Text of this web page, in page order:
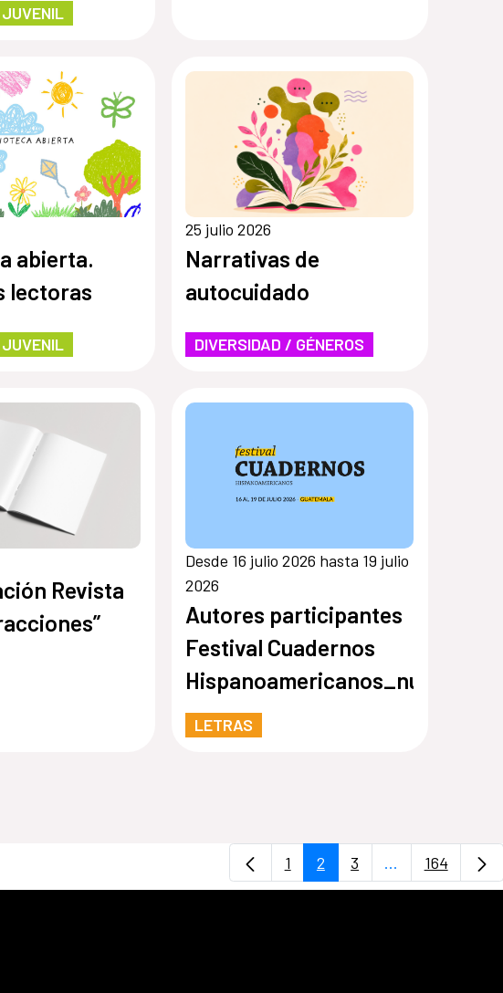
abierta.
lectoras
25 julio 2026
Narrativas de
autocuidado
DIVERSIDAD / GÉNEROS
Revista
Desde 16 julio 2026 hasta 19 julio
2026
Autores participantes
Festival Cuadernos
Hispanoamericanos_nuevo
LETRAS
Página
1 Página
2 Página
3 ...PáginasPágina
164